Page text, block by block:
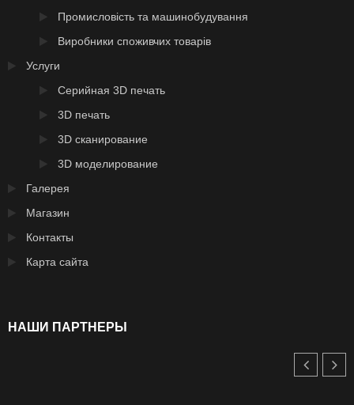
Промисловість та машинобудування
Виробники споживчих товарів
Услуги
Серийная 3D печать
3D печать
3D сканирование
3D моделирование
Галерея
Магазин
Контакты
Карта сайта
НАШИ ПАРТНЕРЫ